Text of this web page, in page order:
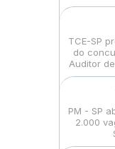
TCE-SP
do
Auditor
PM - SP
2.000